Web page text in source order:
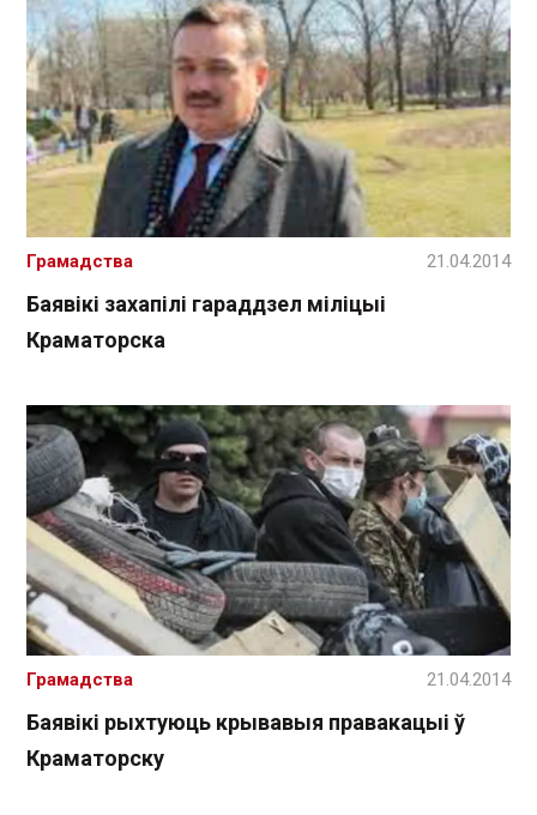
Баявікі захапілі гараддзел міліцыі
Краматорска
Грамадства 21.04.2014
Баявікі рыхтуюць крывавыя правакацыі ў
Краматорску
Грамадства 21.04.2014